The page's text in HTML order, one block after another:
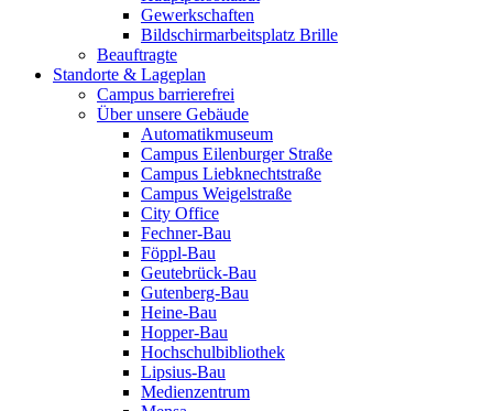
Gewerkschaften
Bildschirmarbeitsplatz Brille
Beauftragte
Standorte & Lageplan
Campus barrierefrei
Über unsere Gebäude
Automatikmuseum
Campus Eilenburger Straße
Campus Liebknechtstraße
Campus Weigelstraße
City Office
Fechner-Bau
Föppl-Bau
Geutebrück-Bau
Gutenberg-Bau
Heine-Bau
Hopper-Bau
Hochschulbibliothek
Lipsius-Bau
Medienzentrum